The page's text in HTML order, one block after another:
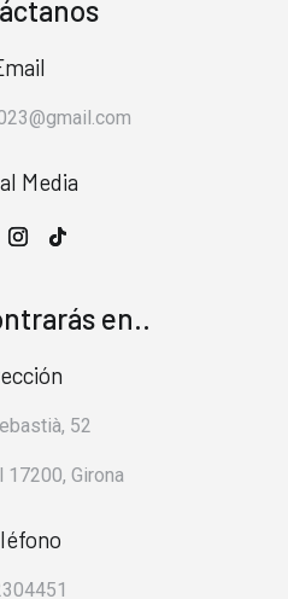
Media
en..
52
17200, Girona